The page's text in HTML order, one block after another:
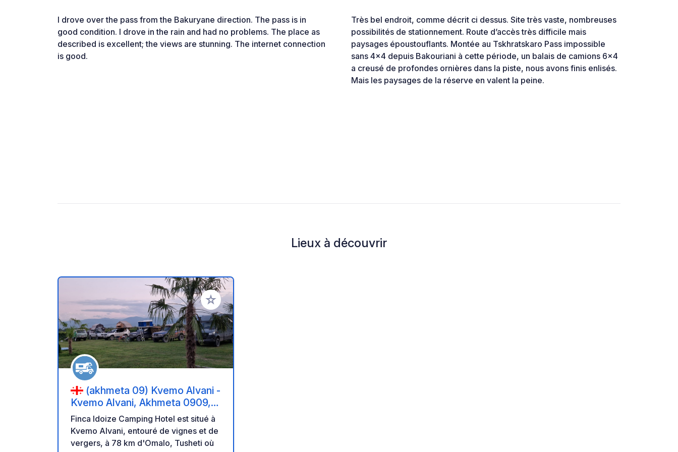
I drove over the pass from the Bakuryane direction. The pass is in
good condition. I drove in the rain and had no problems. The place as
described is excellent; the views are stunning. The internet connection
is good.
Très bel endroit, comme décrit ci dessus. Site très vaste, nombreuses
possibilités de stationnement. Route d’accès très difficile mais
paysages époustouflants. Montée au Tskhratskaro Pass impossible
sans 4x4 depuis Bakouriani à cette période, un balais de camions 6x4
a creusé de profondes ornières dans la piste, nous avons finis enlisés.
Mais les paysages de la réserve en valent la peine.
Lieux à découvrir
Ajouter à vos favoris
(akhmeta 09) Kvemo Alvani -
Kvemo Alvani, Akhmeta 0909,
Georgia
Finca Idoize Camping Hotel est situé à
Kvemo Alvani, entouré de vignes et de
vergers, à 78 km d'Omalo, Tusheti où